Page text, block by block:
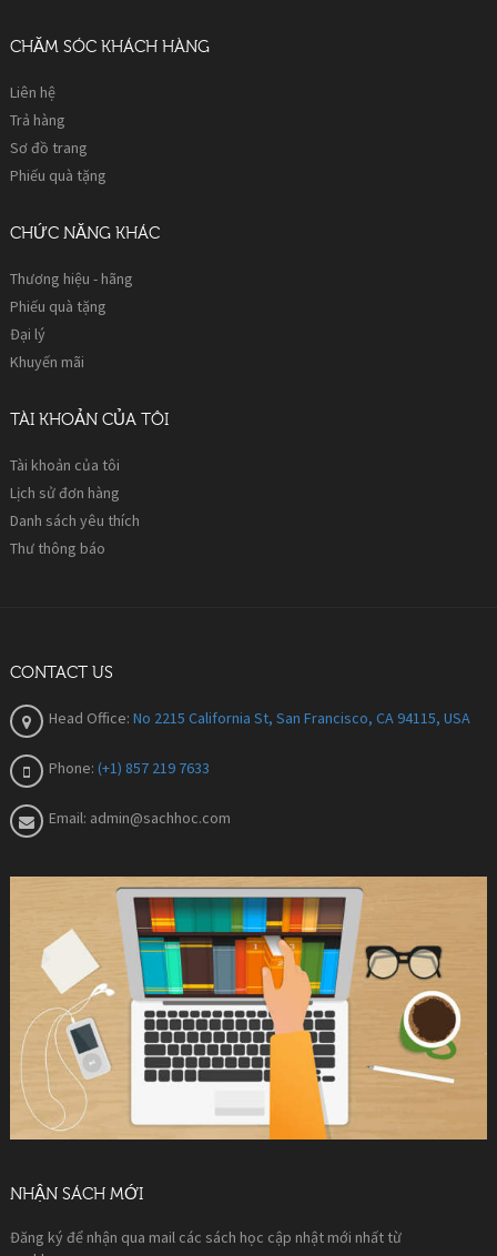
CHĂM SÓC KHÁCH HÀNG
Liên hệ
Trả hàng
Sơ đồ trang
Phiếu quà tặng
CHỨC NĂNG KHÁC
Thương hiệu - hãng
Phiếu quà tặng
Đại lý
Khuyến mãi
TÀI KHOẢN CỦA TÔI
Tài khoản của tôi
Lịch sử đơn hàng
Danh sách yêu thích
Thư thông báo
CONTACT US
Head Office: No 2215 California St, San Francisco, CA 94115, USA
Phone: (+1) 857 219 7633
Email: admin@sachhoc.com
NHẬN SÁCH MỚI
Đăng ký để nhận qua mail các sách học cập nhật mới nhất từ